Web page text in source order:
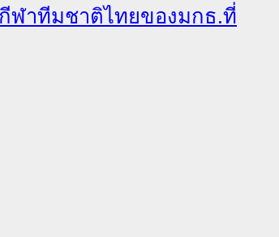
ฬาทีมชาติไทยของมกธ.ที่